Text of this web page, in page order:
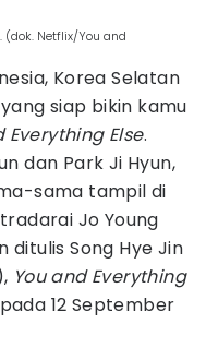
Netflix/You and
Korea Selatan
siap bikin kamu
Everything Else.
dan Park Ji Hyun,
sama tampil di
Jo Young
ditulis Song Hye Jin
You and Everything
12 September